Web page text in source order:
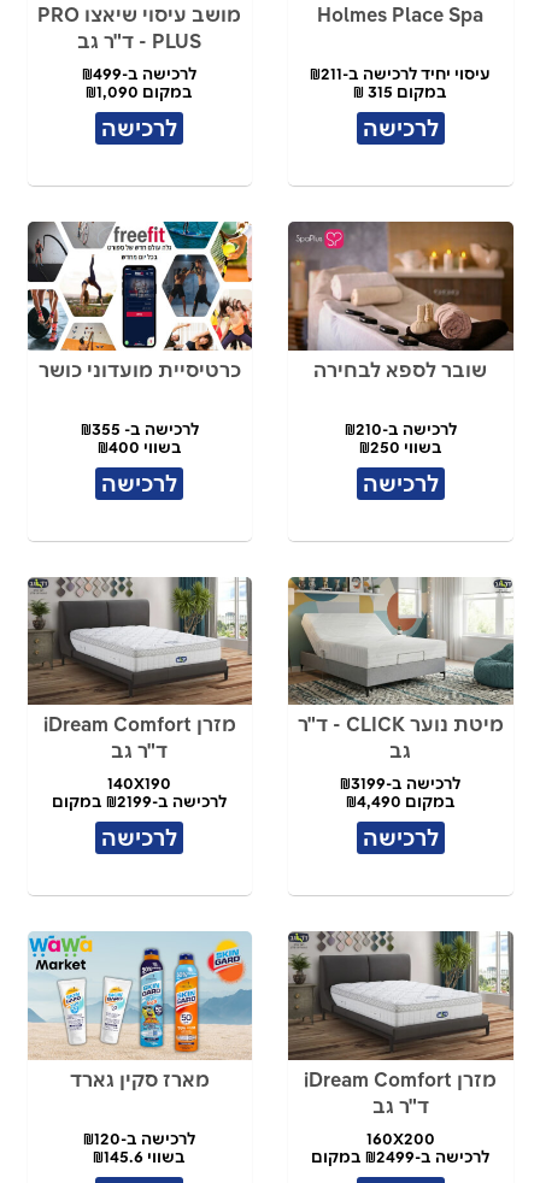
Holmes Place Spa
עיסוי יחיד לרכישה ב-₪211
במקום 315 ₪
לרכישה
מושב עיסוי שיאצו PRO
PLUS - ד"ר גב
לרכישה ב-₪499
במקום ₪1,090
לרכישה
שובר לספא לבחירה
לרכישה ב-₪210
בשווי ₪250
לרכישה
כרטיסיית מועדוני כושר
לרכישה ב- ₪355
בשווי ₪400
לרכישה
מיטת נוער CLICK - ד"ר
גב
לרכישה ב-₪3199
במקום ₪4,490
לרכישה
מזרן iDream Comfort
ד"ר גב
140X190
לרכישה ב-₪2199 במקום
₪4,490
לרכישה
מזרן iDream Comfort
ד"ר גב
160X200
לרכישה ב-₪2499 במקום
₪5,450
מארז סקין גארד
לרכישה ב-₪120
בשווי ₪145.6